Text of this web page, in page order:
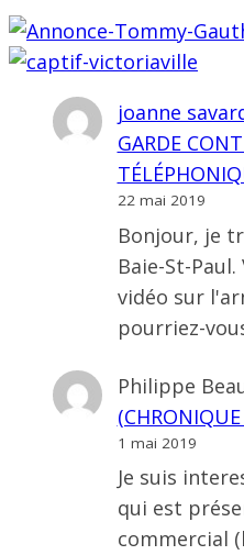
joanne
GARDE
22 mai 2019
Bonjour, je
Baie-St-
vidéo sur
pourriez-
Philippe
1 mai 2019
Je suis
qui est
commercial